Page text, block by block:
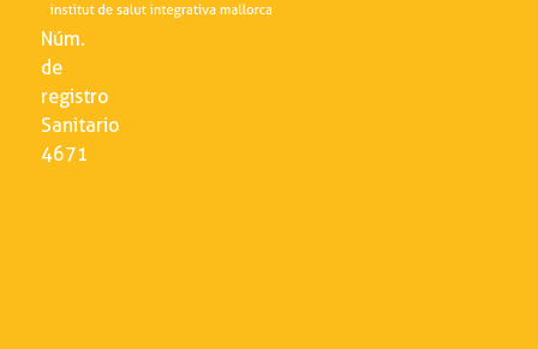
Núm.
de
registro
Sanitario
4671